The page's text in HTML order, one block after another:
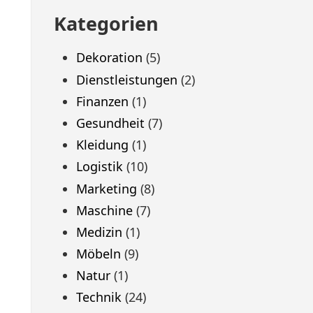
Kategorien
Dekoration (5)
Dienstleistungen (2)
Finanzen (1)
Gesundheit (7)
Kleidung (1)
Logistik(10)
Marketing (8)
Maschine(7)
Medizin (1)
Möbeln (9)
Natur(1)
Technik(24)